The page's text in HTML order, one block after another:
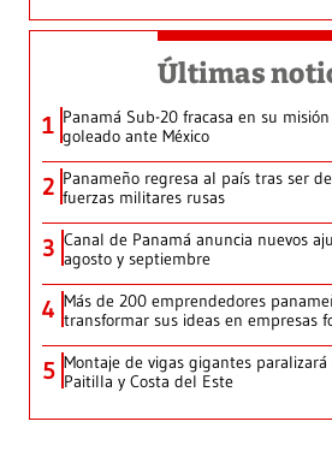
Últimas
1 Panamá Sub-20 fracasa en su
goleado ante México
2 Panameño regresa al país tras ser
fuerzas militares rusas
3 Canal de Panamá anuncia nuevos
agosto y septiembre
4 Más de 200 emprendedores
transformar sus ideas en empresas
5 Montaje de vigas gigantes
Paitilla y Costa del Este